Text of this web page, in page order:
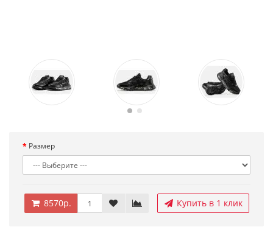
Размер
8570р. Купить в 1 клик